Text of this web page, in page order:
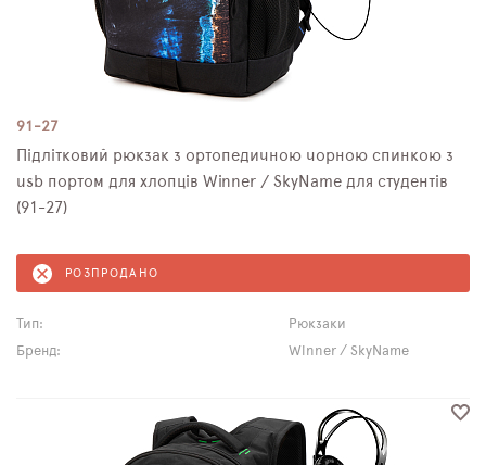
91-27
Підлітковий рюкзак з ортопедичною чорною спинкою з
usb портом для хлопців Winner / SkyName для студентів
(91-27)
РОЗПРОДАНО
Тип:
Рюкзаки
Бренд:
Winner / SkyName